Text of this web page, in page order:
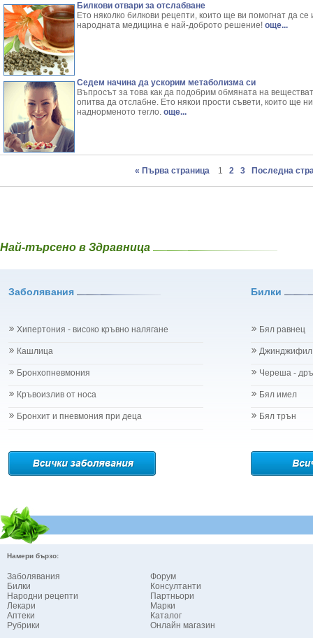
Билкови отвари за отслабване
Ето няколко билкови рецепти, които ще ви помогнат да
народната медицина е най-доброто решение! още...
Седем начина да ускорим метаболизма си
Въпросът за това как да подобрим обмяната на
опитва да отслабне. Ето някои прости съвети, които ще
наднорменото тегло. още...
« Първа страница 1 2 3 Последна
Най-търсено в Здравница
Заболявания Билки
Хипертония - високо кръвно налягане
Кашлица
Бронхопневмония
Кръвоизлив от носа
Бронхит и пневмония при деца
Бял равнец
Джинджифил
Череша -
Бял имел
Бял трън
Намери бързо:
Заболявания
Билки
Народни рецепти
Лекари
Аптеки
Рубрики
Форум
Консултанти
Партньори
Марки
Каталог
Онлайн магазин